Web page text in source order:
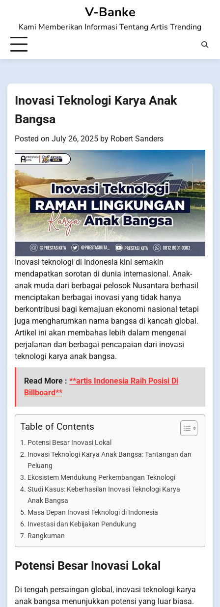
content
V-Banke
Kami Memberikan Informasi Tentang Artis Trending
Inovasi Teknologi Karya Anak
Bangsa
Posted on July 26, 2025 by Robert Sanders
Inovasi teknologi di Indonesia kini semakin
mendapatkan sorotan di dunia internasional. Anak-
anak muda dari berbagai pelosok Nusantara berhasil
menciptakan berbagai inovasi yang tidak hanya
berkontribusi bagi kemajuan ekonomi nasional tetapi
juga mengharumkan nama bangsa di kancah global.
Artikel ini akan membahas lebih dalam mengenai
perjalanan dan berbagai pencapaian dari inovasi
teknologi karya anak bangsa.
Read More : **artis Indonesia Raih Posisi Di
Billboard**
Table of Contents
Potensi Besar Inovasi Lokal
Inovasi Teknologi Karya Anak Bangsa: Tantangan dan
Peluang
Ekosistem Mendukung Perkembangan Teknologi
Studi Kasus: Keberhasilan Inovasi Teknologi Karya
Anak Bangsa
Masa Depan Inovasi Teknologi di Indonesia
Investasi dan Kebijakan Pendukung
Rangkuman
Potensi Besar Inovasi Lokal
Di tengah persaingan global, inovasi teknologi karya
anak bangsa menunjukkan potensi yang luar biasa.